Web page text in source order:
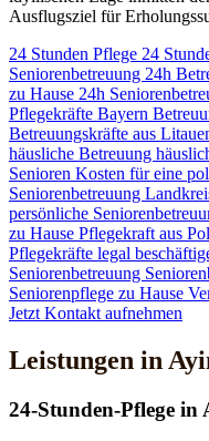
Ausflugsziel für
24 Stunden Pflege 24
Seniorenbetreuung 24h
zu Hause 24h
Pflegekräfte Bayern
Betreuungskräfte aus
häusliche Betreuung
Senioren Kosten für eine
Seniorenbetreuung
persönliche
zu Hause Pflegekraft aus
Pflegekräfte legal
Seniorenbetreuung
Seniorenpflege zu Hause
Jetzt Kontakt aufnehmen
Leistungen in
24-Stunden-Pflege in